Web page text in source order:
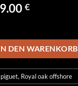
€
€Aktueller
269.00 €.
DEN WARENKORB
, Royal oak offshore